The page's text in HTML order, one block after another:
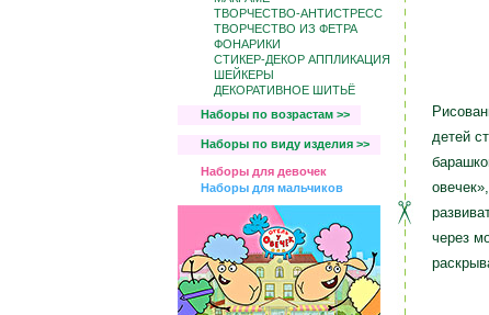
ТВОРЧЕСТВО-АНТИСТРЕСС
ТВОРЧЕСТВО ИЗ ФЕТРА
ФОНАРИКИ
СТИКЕР-ДЕКОР АППЛИКАЦИЯ
ШЕЙКЕРЫ
ДЕКОРАТИВНОЕ ШИТЬЁ
Наборы по возрастам >>
Наборы по виду изделия >>
Наборы для девочек
Наборы для мальчиков
детей
через